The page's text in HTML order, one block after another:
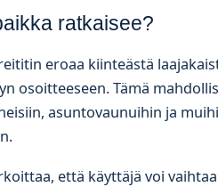
ratkaisee?
eroaa kiinteästä
osoitteeseen. Tämä
asuntovaunuihin ja
että käyttäjä voi